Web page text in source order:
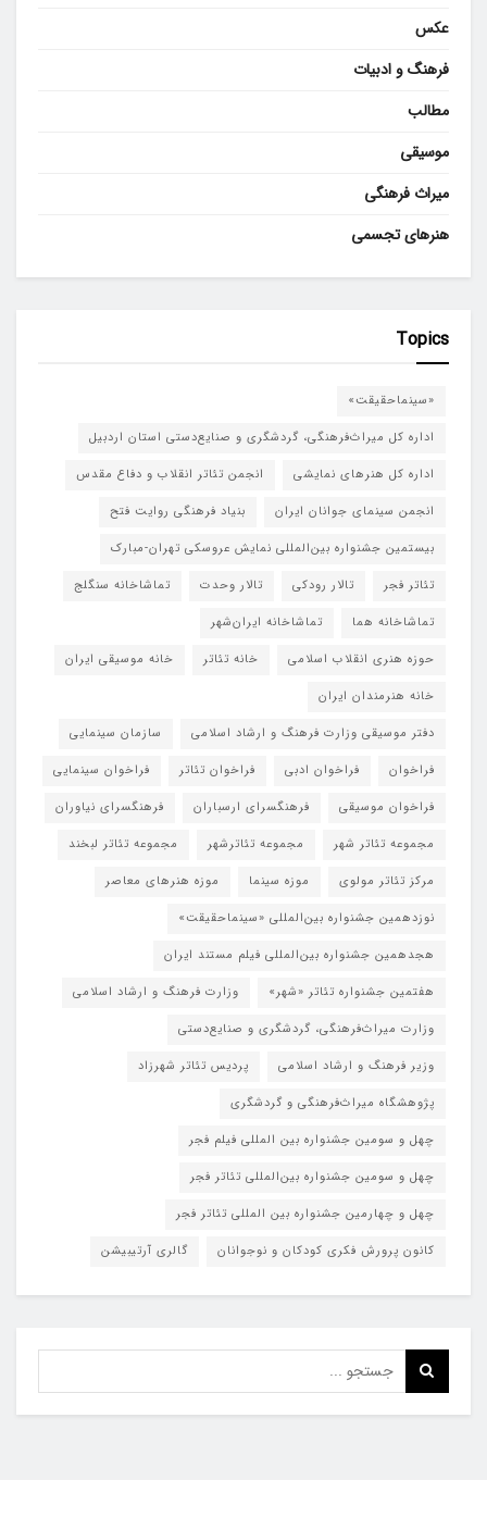
عکس
فرهنگ و ادبیات
مطالب
موسیقی
میراث فرهنگی
هنرهای تجسمی
Topics
«سینماحقیقت»
اداره کل میراث‌فرهنگی، گردشگری و صنایع‌دستی استان اردبیل
اداره کل هنرهای نمایشی
انجمن تئاتر انقلاب و دفاع مقدس
انجمن سینمای جوانان ایران
بنیاد فرهنگی روایت فتح
بیستمین جشنواره بین‌المللی نمایش عروسکی تهران-مبارک
تئاتر فجر
تالار رودکی تالار وحدت
تماشاخانه سنگلج
تماشاخانه هما
تماشاخانه‌ ایران‌شهر
حوزه هنری انقلاب اسلامی
خانه تئاتر
خانه موسیقی ایران
خانه هنرمندان ایران
دفتر موسیقی وزارت فرهنگ و ارشاد اسلامی
سازمان سینمایی
فراخوان
فراخوان ادبی فراخوان تئاتر
فراخوان سینمایی
فراخوان موسیقی
فرهنگسرای ارسباران
فرهنگسرای نیاوران
مجموعه تئاتر شهر
مجموعه تئاترشهر
مجموعه تئاتر لبخند
مرکز تئاتر مولوی
موزه سینما
موزه هنرهای معاصر
نوزدهمین جشنواره بین‌المللی «سینماحقیقت»
هجدهمین جشنواره بین‌المللی فیلم مستند ایران
هفتمین جشنواره تئاتر «شهر»
وزارت فرهنگ و ارشاد اسلامی
وزارت میراث‌فرهنگی، گردشگری و صنایع‌دستی
وزیر فرهنگ و ارشاد اسلامی
پردیس تئاتر شهرزاد
پژوهشگاه میراث‌فرهنگی و گردشگری
چهل و سومین جشنواره بین المللی فیلم فجر
چهل و سومین جشنواره بین‌المللی تئاتر فجر
چهل و چهارمین جشنواره بین المللی تئاتر فجر
کانون پرورش فکری کودکان و نوجوانان
گالری آرتیبیشن